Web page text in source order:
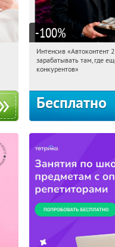
-100%
15:14:53
Россия
Интенсив «Автоконтент
зарабатывать там, где
конкурентов»
Бесплатно